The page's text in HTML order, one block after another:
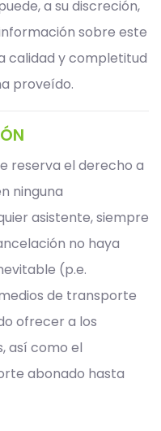
a su discreción,
sobre este
calidad y completitud
proveído.
reserva el derecho a
ninguna
asistente, siempre
no haya
(p.e.
de transporte
ofrecer a los
así como el
abonado hasta